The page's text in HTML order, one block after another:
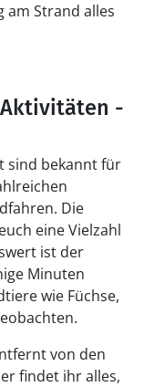
am Strand alles
-
sind bekannt für
Die
eine Vielzahl
ist der
Minuten
wie Füchse,
von den
findet ihr alles,